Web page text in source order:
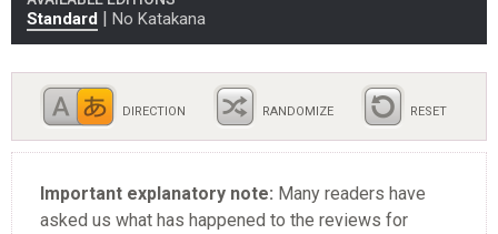
Standard | No Katakana
DIRECTION RANDOMIZE RESET
Important explanatory note: Many readers have
asked us what has happened to the reviews for